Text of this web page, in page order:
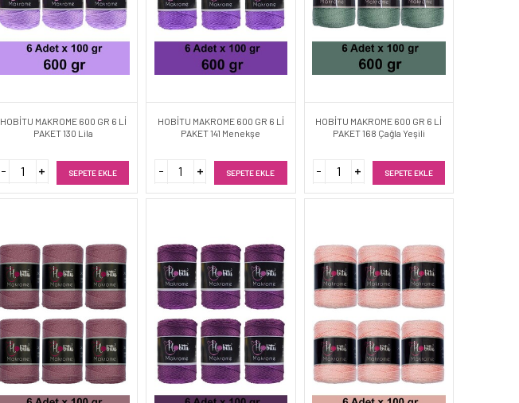
HOBİTU MAKROME 600 GR 6 Lİ
PAKET 130 Lila
SEPETE EKLE
HOBİTU MAKROME 600 GR 6 Lİ
PAKET 141 Menekşe
SEPETE EKLE
HOBİTU MAKROME 600 GR 6 Lİ
PAKET 168 Çağla Yeşili
SEPETE EKLE